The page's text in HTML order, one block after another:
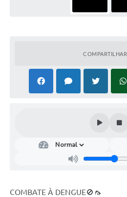
COMPARTILHAR
COMBATE À DENGUE🚫🦟